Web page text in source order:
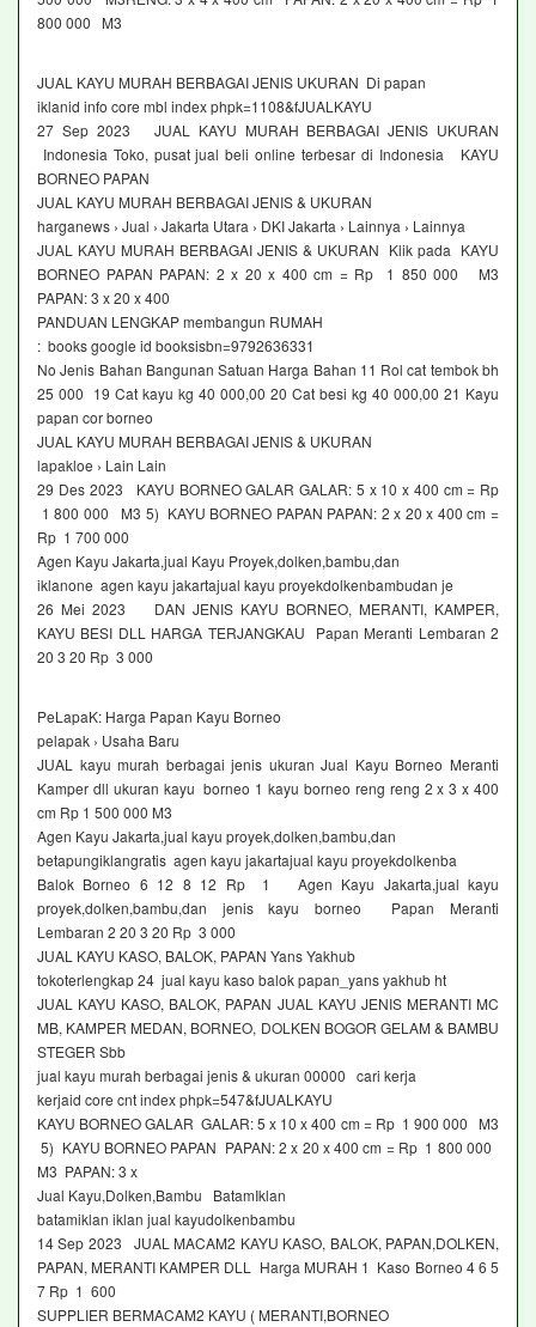
800 000 M3
JUAL KAYU MURAH BERBAGAI JENIS UKURAN Di papan
iklanid info core mbl index phpk=1108&fJUALKAYU
27 Sep 2023 JUAL KAYU MURAH BERBAGAI JENIS UKURAN
Indonesia Toko, pusat jual beli online terbesar di Indonesia KAYU
BORNEO PAPAN
JUAL KAYU MURAH BERBAGAI JENIS & UKURAN
harganews › Jual › Jakarta Utara › DKI Jakarta › Lainnya › Lainnya
JUAL KAYU MURAH BERBAGAI JENIS & UKURAN Klik pada KAYU
BORNEO PAPAN PAPAN: 2 x 20 x 400 cm = Rp 1 850 000 M3
PAPAN: 3 x 20 x 400
PANDUAN LENGKAP membangun RUMAH
: books google id booksisbn=9792636331
No Jenis Bahan Bangunan Satuan Harga Bahan 11 Rol cat tembok bh
25 000 19 Cat kayu kg 40 000,00 20 Cat besi kg 40 000,00 21 Kayu
papan cor borneo
JUAL KAYU MURAH BERBAGAI JENIS & UKURAN
lapakloe › Lain Lain
29 Des 2023 KAYU BORNEO GALAR GALAR: 5 x 10 x 400 cm = Rp
1 800 000 M3 5) KAYU BORNEO PAPAN PAPAN: 2 x 20 x 400 cm =
Rp 1 700 000
Agen Kayu Jakarta,jual Kayu Proyek,dolken,bambu,dan
iklanone agen kayu jakartajual kayu proyekdolkenbambudan je
26 Mei 2023 DAN JENIS KAYU BORNEO, MERANTI, KAMPER,
KAYU BESI DLL HARGA TERJANGKAU Papan Meranti Lembaran 2
20 3 20 Rp 3 000
PeLapaK: Harga Papan Kayu Borneo
pelapak › Usaha Baru
JUAL kayu murah berbagai jenis ukuran Jual Kayu Borneo Meranti
Kamper dll ukuran kayu borneo 1 kayu borneo reng reng 2 x 3 x 400
cm Rp 1 500 000 M3
Agen Kayu Jakarta,jual kayu proyek,dolken,bambu,dan
betapungiklangratis agen kayu jakartajual kayu proyekdolkenba
Balok Borneo 6 12 8 12 Rp 1 Agen Kayu Jakarta,jual kayu
proyek,dolken,bambu,dan jenis kayu borneo Papan Meranti
Lembaran 2 20 3 20 Rp 3 000
JUAL KAYU KASO, BALOK, PAPAN Yans Yakhub
tokoterlengkap 24 jual kayu kaso balok papan_yans yakhub ht
JUAL KAYU KASO, BALOK, PAPAN JUAL KAYU JENIS MERANTI MC
MB, KAMPER MEDAN, BORNEO, DOLKEN BOGOR GELAM & BAMBU
STEGER Sbb
jual kayu murah berbagai jenis & ukuran 00000 cari kerja
kerjaid core cnt index phpk=547&fJUALKAYU
KAYU BORNEO GALAR GALAR: 5 x 10 x 400 cm = Rp 1 900 000 M3
5) KAYU BORNEO PAPAN PAPAN: 2 x 20 x 400 cm = Rp 1 800 000
M3 PAPAN: 3 x
Jual Kayu,Dolken,Bambu BatamIklan
batamiklan iklan jual kayudolkenbambu
14 Sep 2023 JUAL MACAM2 KAYU KASO, BALOK, PAPAN,DOLKEN,
PAPAN, MERANTI KAMPER DLL Harga MURAH 1 Kaso Borneo 4 6 5
7 Rp 1 600
SUPPLIER BERMACAM2 KAYU ( MERANTI,BORNEO